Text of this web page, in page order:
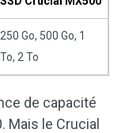
250 Go, 500 Go, 1
To, 2 To
de capacité
Mais le Crucial